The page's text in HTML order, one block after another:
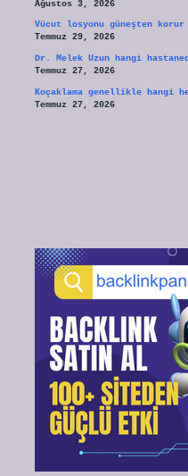
Ağustos 3, 2026
Vücut losyonu güneşten korur
Temmuz 29, 2026
Dr. Melek Uzun hangi
Temmuz 27, 2026
Koçaklama genellikle hangi
Temmuz 27, 2026